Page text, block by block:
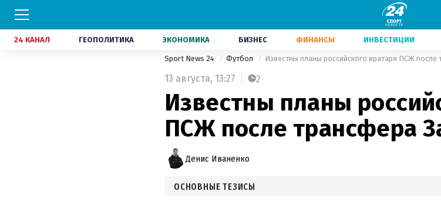
24 КАНАЛ ГЕОПОЛИТИКА ЭКОНОМИКА БИЗНЕС ФИНАНСЫ ИНВЕСТИЦИИ
Sport News 24 Футбол Известны планы российского вратаря ПСЖ после
13 августа, 13:27 2
Известны планы
ПСЖ после трансфера
Денис Иваненко
ОСНОВНЫЕ ТЕЗИСЫ